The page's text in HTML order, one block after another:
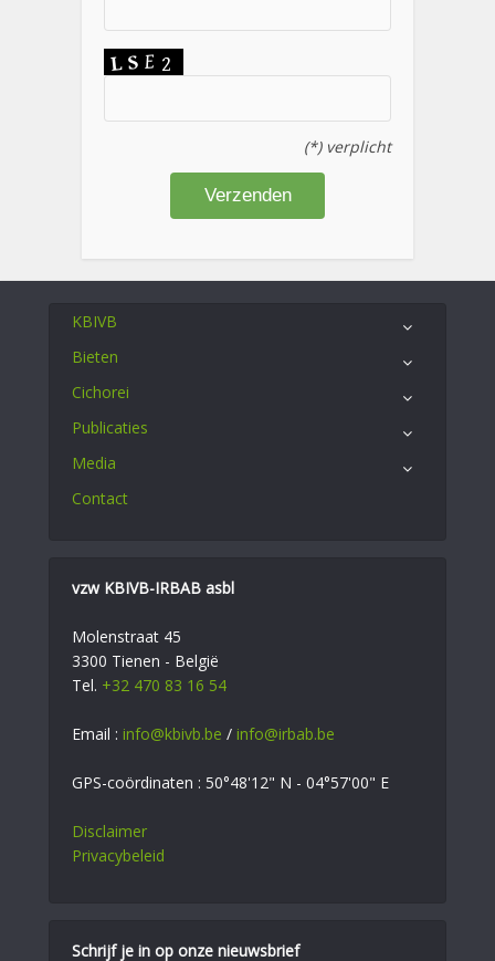
(*) verplicht
KBIVB
Bieten
Cichorei
Publicaties
Media
Contact
vzw KBIVB-IRBAB asbl
Molenstraat 45
3300 Tienen - België
Tel. +32 470 83 16 54
Email : info@kbivb.be / info@irbab.be
GPS-coördinaten : 50°48'12" N - 04°57'00" E
Disclaimer
Privacybeleid
Schrijf je in op onze nieuwsbrief